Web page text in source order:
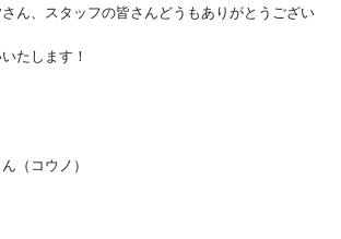
ん、スタッフの皆さんどうもありがとうござい
たします！
（コウノ）